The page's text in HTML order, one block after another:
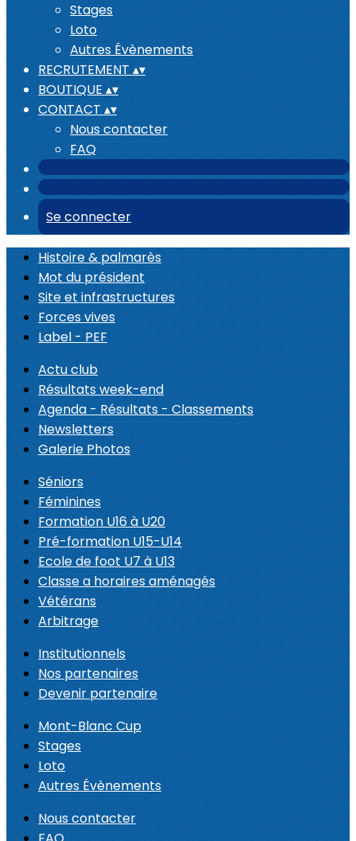
Stages
Loto
Autres Évènements
RECRUTEMENT ▴▾
BOUTIQUE ▴▾
CONTACT ▴▾
Nous contacter
FAQ
Se connecter
Histoire & palmarès
Mot du président
Site et infrastructures
Forces vives
Label - PEF
Actu club
Résultats week-end
Agenda - Résultats - Classements
Newsletters
Galerie Photos
Séniors
Féminines
Formation U16 à U20
Pré-formation U15-U14
Ecole de foot U7 à U13
Classe a horaires aménagés
Vétérans
Arbitrage
Institutionnels
Nos partenaires
Devenir partenaire
Mont-Blanc Cup
Stages
Loto
Autres Évènements
Nous contacter